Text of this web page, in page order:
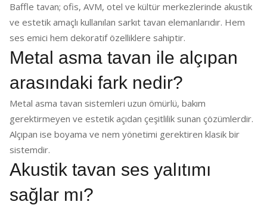
Baffle tavan; ofis, AVM, otel ve kültür merkezlerinde akustik
ve estetik amaçlı kullanılan sarkıt tavan elemanlarıdır. Hem
ses emici hem dekoratif özelliklere sahiptir.
Metal asma tavan ile alçıpan
arasındaki fark nedir?
Metal asma tavan sistemleri uzun ömürlü, bakım
gerektirmeyen ve estetik açıdan çeşitlilik sunan çözümlerdir.
Alçıpan ise boyama ve nem yönetimi gerektiren klasik bir
sistemdir.
Akustik tavan ses yalıtımı
sağlar mı?